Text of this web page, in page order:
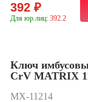
392 ₽
Для юр.лиц: 392.2
Ключ
CrV MATRIX
MX-11214